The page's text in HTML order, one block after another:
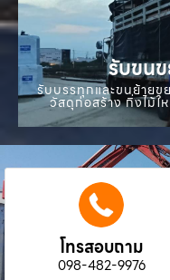
รับขน
รับบรรทุกและขนย้ายข
วัสดุก่อสร้าง กิ่งไม้ใ
โทรสอบถาม
098-482-9976